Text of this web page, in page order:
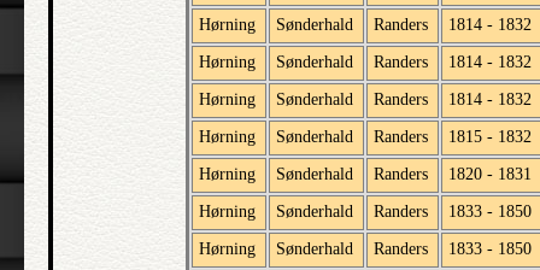
Hørning Sønderhald Randers 1814 - 1832
Hørning Sønderhald Randers 1814 - 1832
Hørning Sønderhald Randers 1814 - 1832
Hørning Sønderhald Randers 1815 - 1832
Hørning Sønderhald Randers 1820 - 1831
Hørning Sønderhald Randers 1833 - 1850
Hørning Sønderhald Randers 1833 - 1850